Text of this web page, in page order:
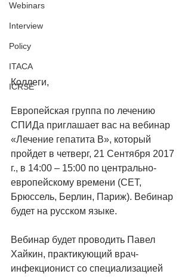
Webinars
Interview
Policy
ITACA
ICRSE
Коллеги,
Европейская группа по лечению
СПИДа приглашает вас на вебинар
«Лечение гепатита В», который
пройдет в четверг, 21 Сентября 2017
г., в 14:00 – 15:00 по центрально-
европейскому времени (CET,
Брюссель, Берлин, Париж). Вебинар
будет на русском языке.
Вебинар будет проводить Павел
Хайкин, практикующий врач-
инфекционист со специализацией